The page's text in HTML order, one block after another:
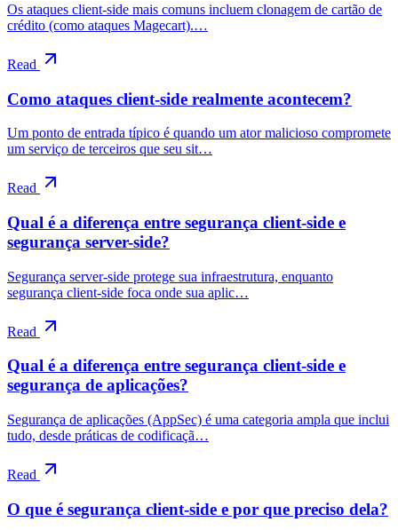
Os ataques client-side mais comuns incluem clonagem de cartão de
crédito (como ataques Magecart).…
Read
Como ataques client-side realmente acontecem?
Um ponto de entrada típico é quando um ator malicioso compromete
um serviço de terceiros que seu sit…
Read
Qual é a diferença entre segurança client-side e
segurança server-side?
Segurança server-side protege sua infraestrutura, enquanto
segurança client-side foca onde sua aplic…
Read
Qual é a diferença entre segurança client-side e
segurança de aplicações?
Segurança de aplicações (AppSec) é uma categoria ampla que inclui
tudo, desde práticas de codificaçã…
Read
O que é segurança client-side e por que preciso dela?